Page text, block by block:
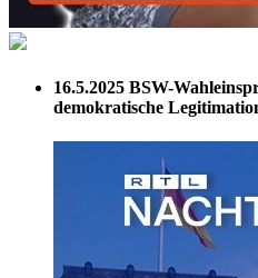
16.5.2025 BSW-
demokratische